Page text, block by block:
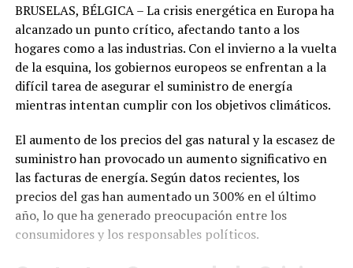
BRUSELAS, BÉLGICA – La crisis energética en Europa ha
alcanzado un punto crítico, afectando tanto a los
hogares como a las industrias. Con el invierno a la vuelta
de la esquina, los gobiernos europeos se enfrentan a la
difícil tarea de asegurar el suministro de energía
mientras intentan cumplir con los objetivos climáticos.
El aumento de los precios del gas natural y la escasez de
suministro han provocado un aumento significativo en
las facturas de energía. Según datos recientes, los
precios del gas han aumentado un 300% en el último
año, lo que ha generado preocupación entre los
consumidores y los responsables políticos.